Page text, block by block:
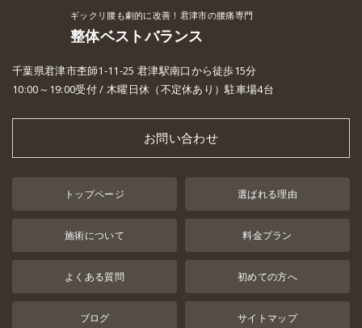
ギックリ腰も劇的に改善！君津市の腰痛専門
整体ベストバランス
千葉県君津市杢師1-11-25 君津駅南口から徒歩15分
10:00～19:00受付 / 木曜日休（不定休あり）駐車場4台
お問い合わせ
トップページ 選ばれる理由
施術について 料金プラン
よくある質問 初めての方へ
ブログ サイトマップ